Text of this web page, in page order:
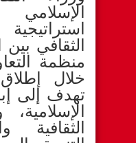
الثقافي
منظمة
خلال
تهدف إلى
الثقافية